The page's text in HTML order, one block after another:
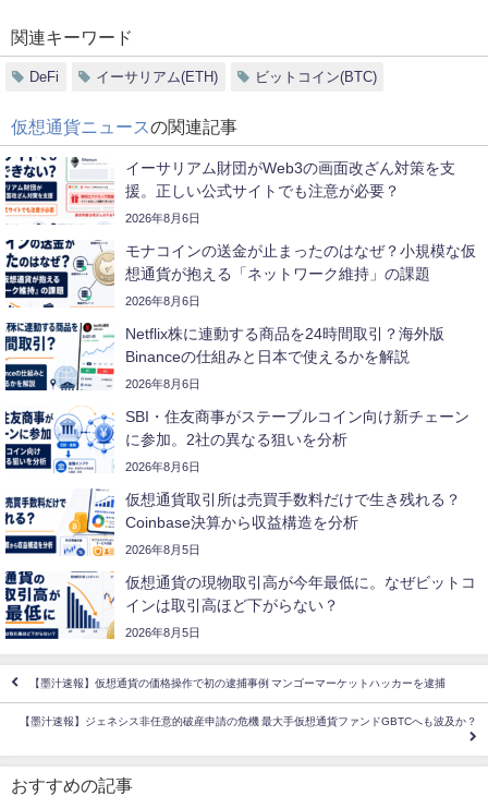
関連キーワード
DeFi イーサリアム(ETH) ビットコイン(BTC)
仮想通貨ニュースの関連記事
イーサリアム財団がWeb3の画面改ざん対策を支
援。正しい公式サイトでも注意が必要？
2026年8月6日
モナコインの送金が止まったのはなぜ？小規模な仮
想通貨が抱える「ネットワーク維持」の課題
2026年8月6日
Netflix株に連動する商品を24時間取引？海外版
Binanceの仕組みと日本で使えるかを解説
2026年8月6日
SBI・住友商事がステーブルコイン向け新チェーン
に参加。2社の異なる狙いを分析
2026年8月6日
仮想通貨取引所は売買手数料だけで生き残れる？
Coinbase決算から収益構造を分析
2026年8月5日
仮想通貨の現物取引高が今年最低に。なぜビットコ
インは取引高ほど下がらない？
2026年8月5日
【墨汁速報】仮想通貨の価格操作で初の逮捕事例 マンゴーマーケットハッカーを逮捕
【墨汁速報】ジェネシス非任意的破産申請の危機 最大手仮想通貨ファンドGBTCへも波及か？
おすすめの記事